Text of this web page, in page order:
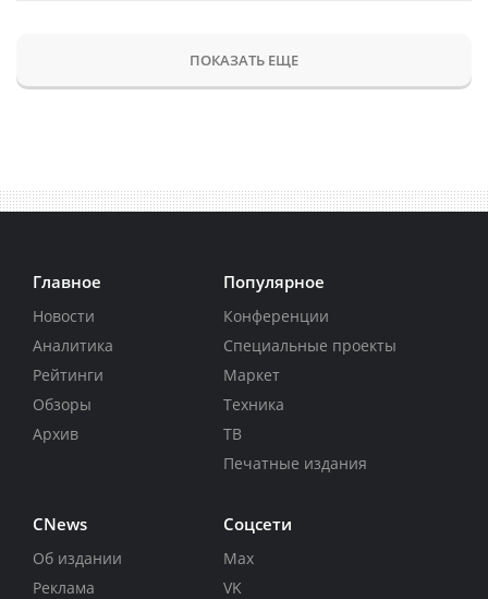
ПОКАЗАТЬ ЕЩЕ
Главное
Новости
Аналитика
Рейтинги
Обзоры
Архив
Популярное
Конференции
Специальные проекты
Маркет
Техника
ТВ
Печатные издания
CNews
Об издании
Реклама
Соцсети
Max
VK